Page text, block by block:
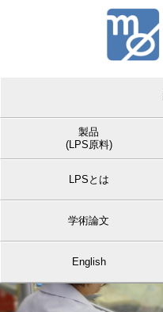
製品
(LPS原料)
LPSとは
学術論文
English